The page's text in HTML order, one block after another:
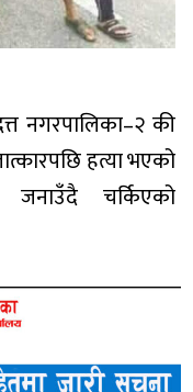
नगरपालिका–२ की
हत्या भएको
जनाउँदै चर्किएको